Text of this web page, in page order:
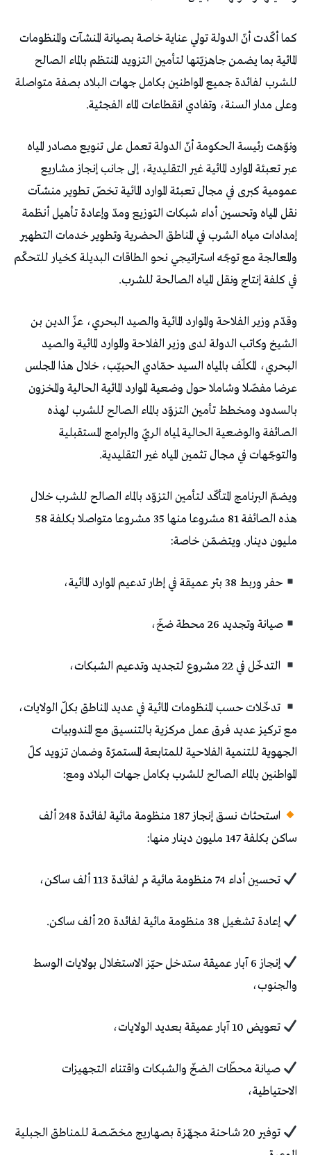
كما أكّدت أنّ الدولة تولي عناية خاصة بصيانة المنشآت والمنظومات
المائية بما يضمن جاهزيّتها لتأمين التزويد المنتظم بالماء الصالح
للشرب لفائدة جميع المواطنين بكامل جهات البلاد بصفة متواصلة
وعلى مدار السنة، وتفادي انقطاعات الماء الفجئية.
ونوّهت رئيسة الحكومة أنّ الدولة تعمل على تنويع مصادر المياه
عبر تعبئة الموارد المائية غير التقليدية، إلى جانب إنجاز مشاريع
عمومية كبرى في مجال تعبئة الموارد المائية تخصّ تطوير منشآت
نقل المياه وتحسين أداء شبكات التوزيع ومدّ وإعادة تأهيل أنظمة
إمدادات مياه الشرب في المناطق الحضرية وتطوير خدمات التطهير
والمعالجة مع توجّه استراتيجي نحو الطاقات البديلة كخيار للتحكّم
في كلفة إنتاج ونقل المياه الصالحة للشرب.
وقدّم وزير الفلاحة والموارد المائية والصيد البحري، عزّ الدين بن
الشيخ وكاتب الدولة لدى وزير الفلاحة والموارد المائية والصيد
البحري، المكلّف بالمياه السيد حمّادي الحبيّب، خلال هذا المجلس
عرضا مفصّلا وشاملا حول وضعية الموارد المائية الحالية والمخزون
بالسدود ومخطط تأمين التزوّد بالماء الصالح للشرب لهذه
الصائفة والوضعية الحالية لمياه الريّ والبرامج المستقبلية
والتوجّهات في مجال تثمين المياه غير التقليدية.
ويضمّ البرنامج المتأكّد لتأمين التزوّد بالماء الصالح للشرب خلال
هذه الصائفة 81 مشروعا منها 35 مشروعا متواصلا بكلفة 58
مليون دينار. ويتضمّن خاصة:
حفر وربط 38 بئر عميقة في إطار تدعيم الموارد المائية،
صيانة وتجديد 26 محطة ضخّ،
التدخّل في 22 مشروع لتجديد وتدعيم الشبكات،
تدخّلات حسب المنظومات المائية في عديد المناطق بكلّ الولايات،
مع تركيز عديد فرق عمل مركزية بالتنسيق مع المندوبيات
الجهوية للتنمية الفلاحية للمتابعة المستمرّة وضمان تزويد كلّ
المواطنين بالماء الصالح للشرب بكامل جهات البلاد ومع:
استحثاث نسق إنجاز 187 منظومة مائية لفائدة 248 ألف
ساكن بكلفة 147 مليون دينار منها:
تحسين أداء 74 منظومة مائية م لفائدة 113 ألف ساكن،
إعادة تشغيل 38 منظومة مائية لفائدة 20 ألف ساكن.
إنجاز 6 آبار عميقة ستدخل حيّز الاستغلال بولايات الوسط
والجنوب،
تعويض 10 آبار عميقة بعديد الولايات،
صيانة محطّات الضخّ والشبكات واقتناء التجهيزات
الاحتياطية،
توفير 20 شاحنة مجهّزة بصهاريج مخصّصة للمناطق الجبلية